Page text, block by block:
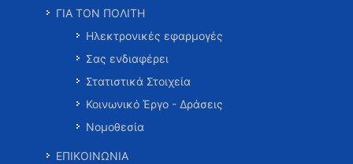
ΓΙΑ ΤΟΝ ΠΟΛΙΤΗ
Ηλεκτρονικές εφαρμογές
Σας ενδιαφέρει
Στατιστικά Στοιχεία
Κοινωνικό Έργο - Δράσεις
Νομοθεσία
ΕΠΙΚΟΙΝΩΝΙΑ